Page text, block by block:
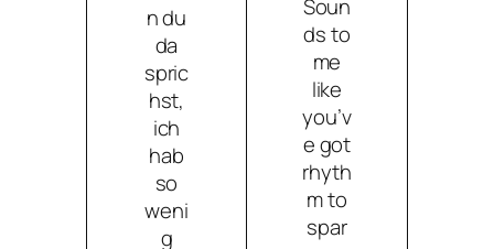
n du
da
spric
hst,
ich
hab
so
weni
g
Soun
ds to
me
like
you’v
e got
rhyth
m to
spar